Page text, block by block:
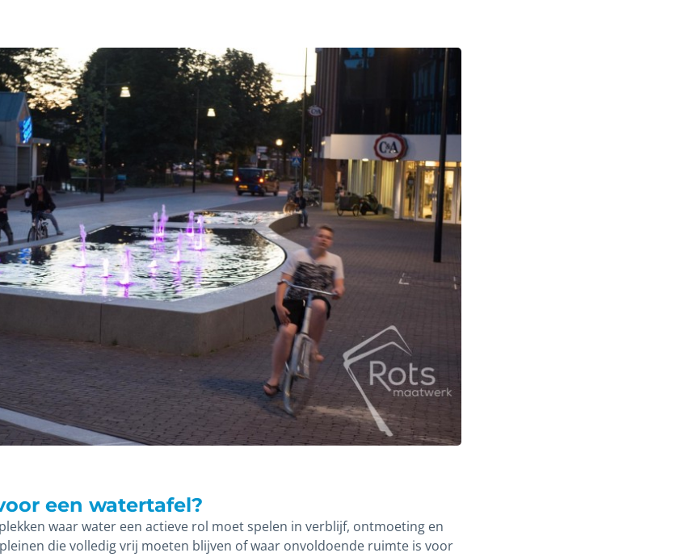
een watertafel?
waar water een actieve rol moet spelen in verblijf, ontmoeting en
die volledig vrij moeten blijven of waar onvoldoende ruimte is voor